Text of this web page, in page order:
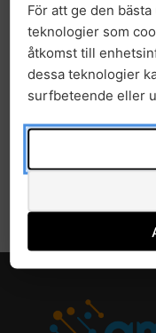
2022
2021
2020
För att ge den
teknologier som
åtkomst till
dessa teknologier
surfbeteende eller